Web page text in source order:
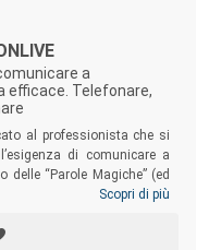
a
efficace. Telefonare,
al professionista che si
di comunicare a
delle “Parole Magiche” (ed
a porre correttamente
per ascoltare in modo
Scopri di più